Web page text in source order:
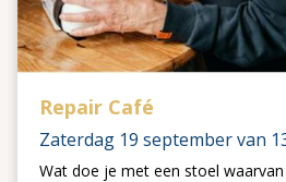
Repair Café
Zaterdag 19 september van
Wat doe je met een stoel